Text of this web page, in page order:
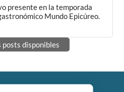
presente en la temporada
Mundo Epicúreo.
posts disponibles